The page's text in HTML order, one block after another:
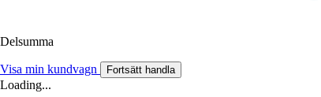
Delsumma
Visa min kundvagn Fortsätt handla
Loading...